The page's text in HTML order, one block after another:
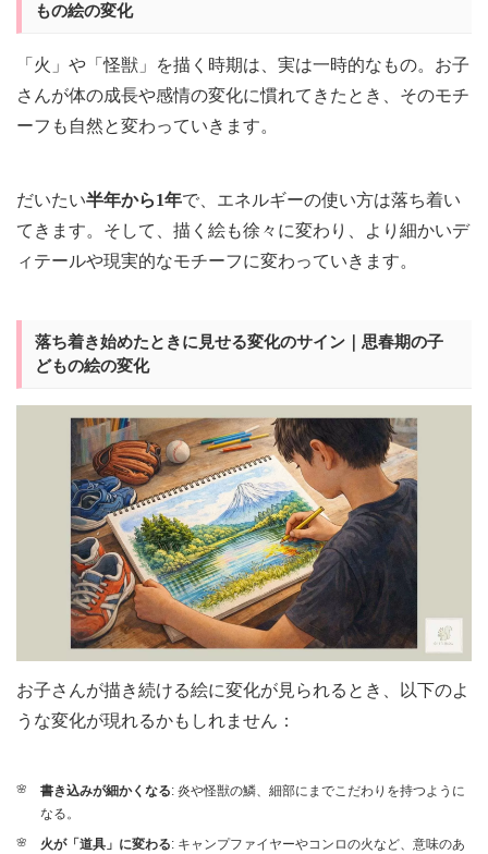
もの絵の変化
「火」や「怪獣」を描く時期は、実は一時的なもの。お子
さんが体の成長や感情の変化に慣れてきたとき、そのモチ
ーフも自然と変わっていきます。
だいたい半年から1年で、エネルギーの使い方は落ち着い
てきます。そして、描く絵も徐々に変わり、より細かいデ
ィテールや現実的なモチーフに変わっていきます。
落ち着き始めたときに見せる変化のサイン｜思春期の子
どもの絵の変化
お子さんが描き続ける絵に変化が見られるとき、以下のよ
うな変化が現れるかもしれません：
書き込みが細かくなる: 炎や怪獣の鱗、細部にまでこだわりを持つように
なる。
火が「道具」に変わる: キャンプファイヤーやコンロの火など、意味のあ